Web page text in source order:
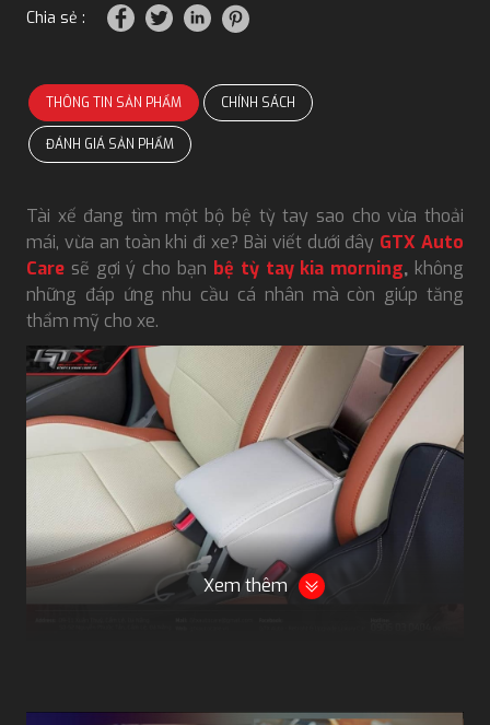
Chia sẻ :
THÔNG TIN SẢN PHẨM CHÍNH SÁCH
ĐÁNH GIÁ SẢN PHẨM
Tài xế đang tìm một bộ bệ tỳ tay sao cho vừa thoải
mái, vừa an toàn khi đi xe? Bài viết dưới đây GTX Auto
Care sẽ gợi ý cho bạn bệ tỳ tay kia morning, không
những đáp ứng nhu cầu cá nhân mà còn giúp tăng
thẩm mỹ cho xe.
Xem thêm